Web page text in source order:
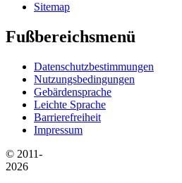
Sitemap
Fußbereichsmenü
Datenschutzbestimmungen
Nutzungsbedingungen
Gebärdensprache
Leichte Sprache
Barrierefreiheit
Impressum
© 2011-
2026